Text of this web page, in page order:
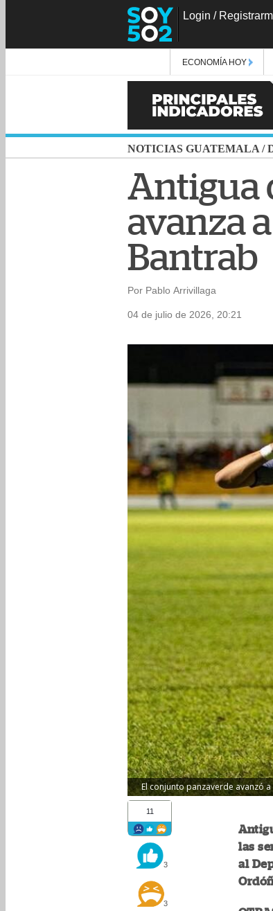
Login /
ECONOMÍA HOY
NOTICIAS GUATEMALA /
Antigua
avanza
Bantrab
Por Pablo Arrivillaga
04 de julio de 2026, 20:21
El conjunto panzaverde avanzó
11
3
3
las
al